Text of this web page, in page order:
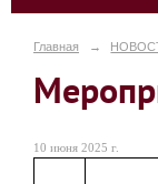
Главная →
10 июня 2025 г.